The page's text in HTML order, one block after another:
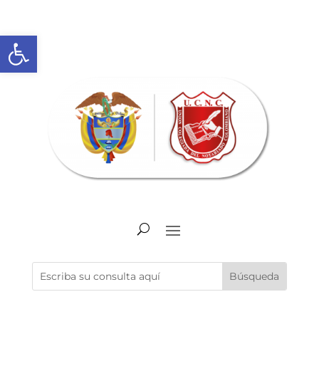
Abrir barra de herramientas